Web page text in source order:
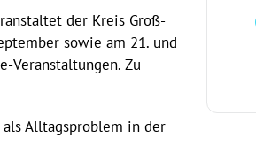
der Kreis Groß-
sowie am 21. und
Veranstaltungen. Zu
Alltagsproblem in der